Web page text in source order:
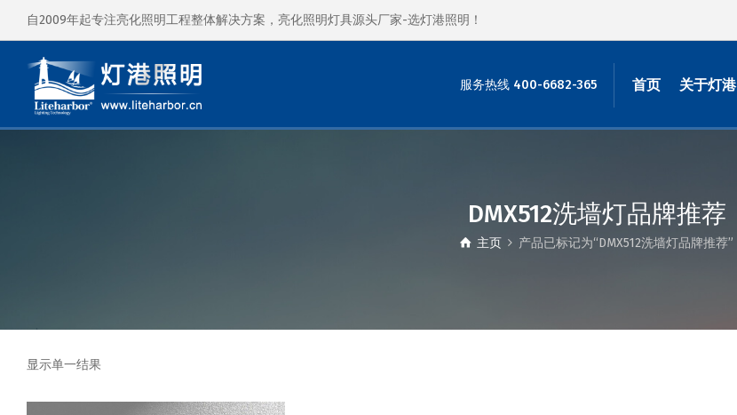
自2009年起专注亮化照明工程整体解决方案，亮化照明灯具源头厂家-选灯港照明！
服务热线 400-6682-365 首页 关于灯港
DMX512洗墙灯品牌推荐
主页 产品已标记为“DMX512洗墙灯品牌推荐”
显示单一结果